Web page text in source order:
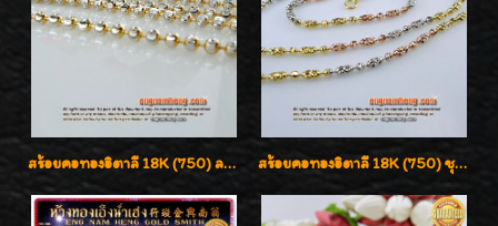
สร้อยคอทองอิตาลี 18K (750) ลายยินตันแกะมูนคัดสวย ลายนี้เงามากๆค่ะ ใส่ทนแข็งแรง สร้อยคอทองอิตาลี 18K (750) ชุบ 3 สี แกะลายสวยรุ่นใหม่ ลายละเอียดเงาวิบวับค่ะ